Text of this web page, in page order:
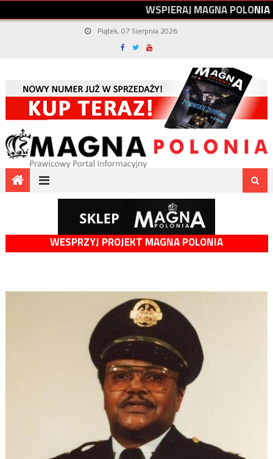
WSPIERAJMAGNAPOLONIA
Piątek, 07 Sierpnia 2026
WESPRZYJ PROJEKT MAGNA POLONIA